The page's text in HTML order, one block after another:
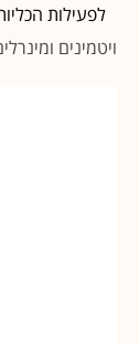
לפעילות
ויטמינים